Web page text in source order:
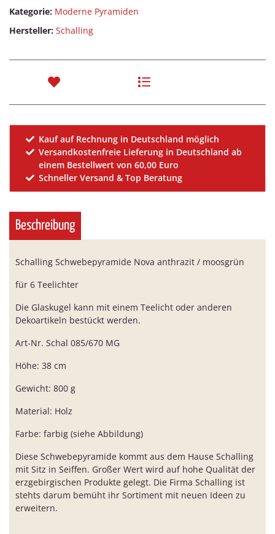
Kategorie: Moderne Pyramiden
Hersteller: Schalling
Kauf auf Rechnung in Deutschland möglich
Versandkostenfreie Lieferung in Deutschland ab
einem Bestellwert von 60,00 Euro
Schneller Versand & Top Beratung
Beschreibung
Schalling Schwebepyramide Nova anthrazit / moosgrün
für 6 Teelichter
Die Glaskugel kann mit einem Teelicht oder anderen
Dekoartikeln bestückt werden.
Art-Nr. Schal 085/670 MG
Höhe: 38 cm
Gewicht: 800 g
Material: Holz
Farbe: farbig (siehe Abbildung)
Diese Schwebepyramide kommt aus dem Hause Schalling
mit Sitz in Seiffen. Großer Wert wird auf hohe Qualität der
erzgebirgischen Produkte gelegt. Die Firma Schalling ist
stehts darum bemüht ihr Sortiment mit neuen Ideen zu
erweitern.